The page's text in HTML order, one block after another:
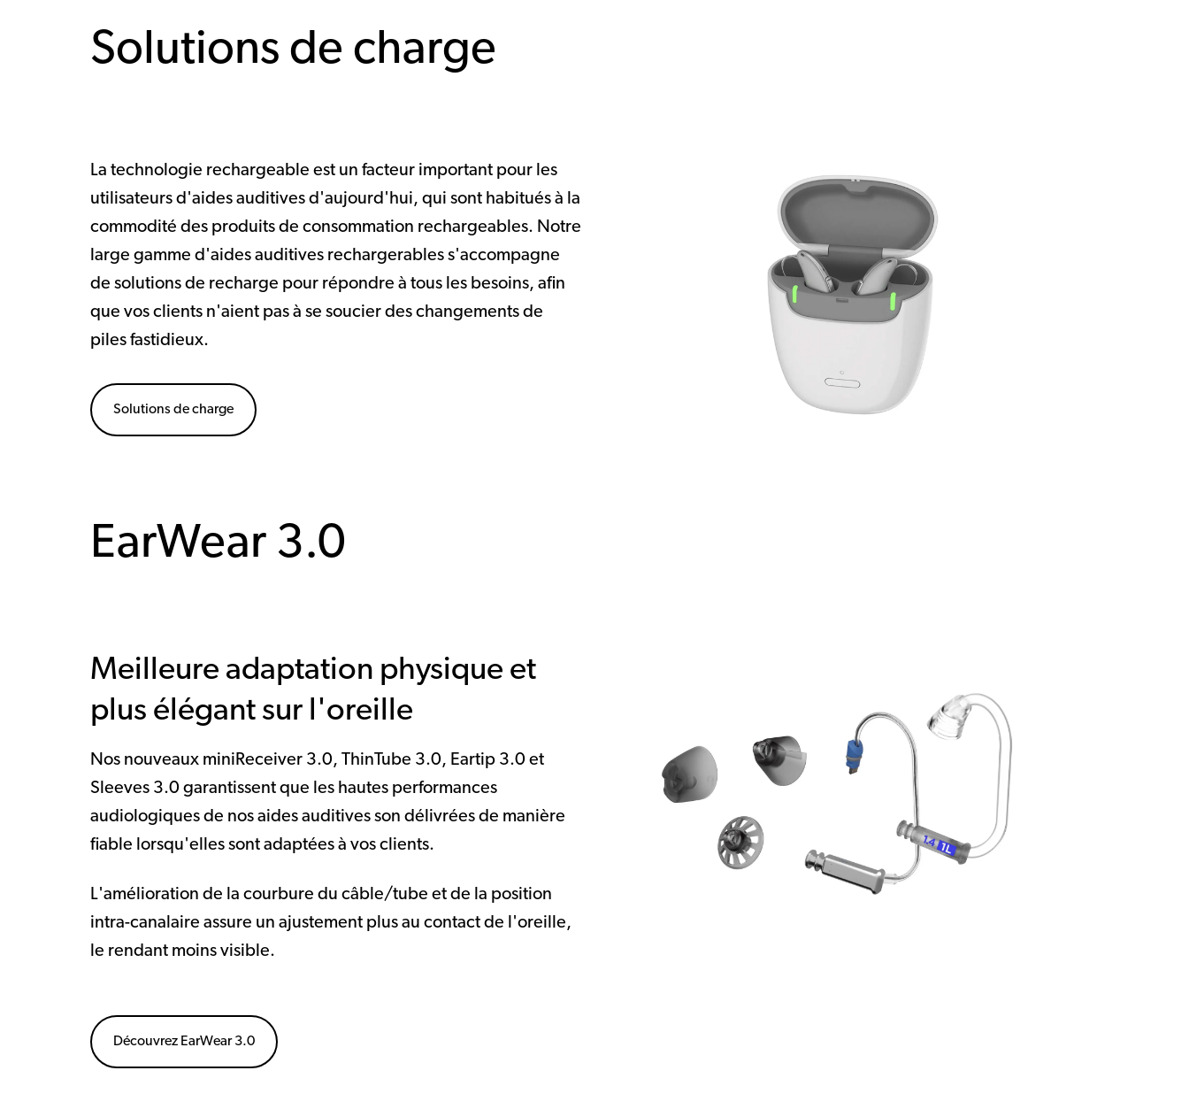
Solutions de charge
La technologie rechargeable est un facteur important pour les
utilisateurs d'aides auditives d'aujourd'hui, qui sont habitués à la
commodité des produits de consommation rechargeables. Notre
large gamme d'aides auditives rechargerables s'accompagne
de solutions de recharge pour répondre à tous les besoins, afin
que vos clients n'aient pas à se soucier des changements de
piles fastidieux.
Solutions de charge
EarWear 3.0
Meilleure adaptation physique et
plus élégant sur l'oreille
Nos nouveaux miniReceiver 3.0, ThinTube 3.0, Eartip 3.0 et
Sleeves 3.0 garantissent que les hautes performances
audiologiques de nos aides auditives son délivrées de manière
fiable lorsqu'elles sont adaptées à vos clients.
L'amélioration de la courbure du câble/tube et de la position
intra-canalaire assure un ajustement plus au contact de l'oreille,
le rendant moins visible.
Découvrez EarWear 3.0